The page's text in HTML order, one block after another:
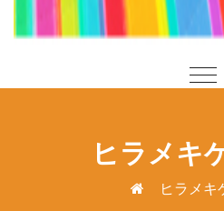
ヒラメキ
ヒラメキ